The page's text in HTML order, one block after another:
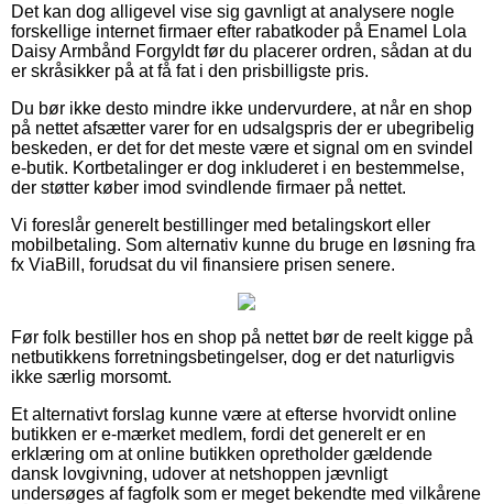
Det kan dog alligevel vise sig gavnligt at analysere nogle
forskellige internet firmaer efter rabatkoder på Enamel Lola
Daisy Armbånd Forgyldt før du placerer ordren, sådan at du
er skråsikker på at få fat i den prisbilligste pris.
Du bør ikke desto mindre ikke undervurdere, at når en shop
på nettet afsætter varer for en udsalgspris der er ubegribelig
beskeden, er det for det meste være et signal om en svindel
e-butik. Kortbetalinger er dog inkluderet i en bestemmelse,
der støtter køber imod svindlende firmaer på nettet.
Vi foreslår generelt bestillinger med betalingskort eller
mobilbetaling. Som alternativ kunne du bruge en løsning fra
fx ViaBill, forudsat du vil finansiere prisen senere.
Før folk bestiller hos en shop på nettet bør de reelt kigge på
netbutikkens forretningsbetingelser, dog er det naturligvis
ikke særlig morsomt.
Et alternativt forslag kunne være at efterse hvorvidt online
butikken er e-mærket medlem, fordi det generelt er en
erklæring om at online butikken opretholder gældende
dansk lovgivning, udover at netshoppen jævnligt
undersøges af fagfolk som er meget bekendte med vilkårene